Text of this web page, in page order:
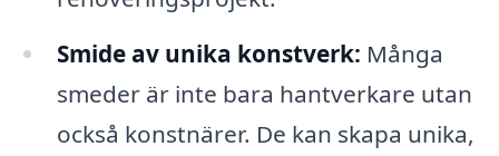
Smide av unika konstverk: Många
smeder är inte bara hantverkare utan
också konstnärer. De kan skapa unika,